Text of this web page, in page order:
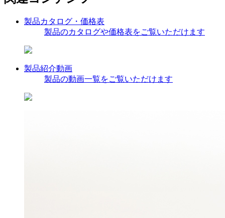
製品カタログ・価格表
製品のカタログや価格表をご覧いただけます
製品紹介動画
製品の動画一覧をご覧いただけます